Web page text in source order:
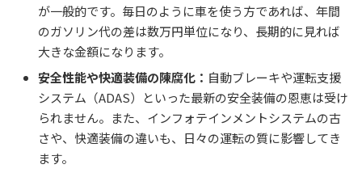
が一般的です。毎日のように車を使う方であれば、年間
のガソリン代の差は数万円単位になり、長期的に見れば
大きな金額になります。
安全性能や快適装備の陳腐化： 自動ブレーキや運転支援
システム（ADAS）といった最新の安全装備の恩恵は受け
られません。また、インフォテインメントシステムの古
さや、快適装備の違いも、日々の運転の質に影響してき
ます。